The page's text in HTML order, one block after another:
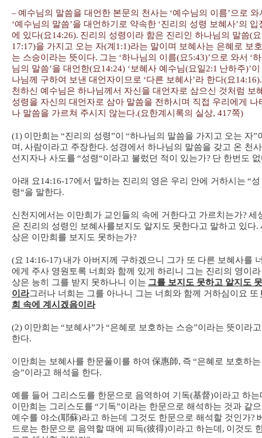
–예수님의 말씀을 대언한 본문의 천사는 ‘예수님의 이름’으로 와
‘예수님의 말씀’을 대언하기로 약속한 ‘진리의 성령 보혜사’의 입
에 있다(요14:26). 진리의 성령이라 함은 진리인 하나님의 말씀(요
17:17)을 가지고 오는 자(계 1:1)라는 말이며 보혜사는 은혜로 보
는 스승이라는 뜻이다. 그는 ‘하나님의 이름(요5:43)’으로 와서 ‘
님의 말씀’을 대언한(요14:24) ‘보혜사 예수님(요일2:1 난하주)’
나님께 구하여 보낸 대언자이므로 ‘다른 보혜사’라 한다(요14:16).
천하신 예수님은 하나님께서 자신을 대언자로 삼으신 것처럼 보
성령을 자신의 대언자로 삼아 말씀을 전하시며 직접 우리에게 나
나 말씀을 가르쳐 주시지 않는다.(요한계시록의 실상, 417쪽)
(1) 이만희는 “진리의 성령”이 “하나님의 말씀을 가지고 오는 자”
며 , 사람이라고 주장한다. 성경에서 하나님의 말씀을 갖고 온 천
선지자나 사도를 “성령“이라고 불렀던 적이 있는가? 단 한번도
아래 요14:16-17에서 말하는 진리의 영은 우리 안에 거하시는 “성
령“을 말한다.
신천지에서는 이만희가 교인들의 속에 거한다고 가르치는가? 세
은 진리의 성령인 보혜사를보지도 알지도 못한다고 말하고 있다.
상은 이만희를 보지도 못하는가?
(요 14:16-17) 내가 아버지께 구하겠으니 그가 또 다른 보혜사를
에게 주사 영원토록 너희와 함께 있게 하리니 그는 진리의 영이
상은 능히 그를 받지 못하나니 이는 그를 보지도 못하고 알지도
이라그러나 너희는 그를 아나니 그는 너희와 함께 거하심이요 또
희 속에 계시겠음이라
(2) 이만희는 “보혜사”가“은혜로 보호하는 스승”이라는 뜻이라
한다.
이만희는 보혜사를 한문풀이를 하여 保惠師, 즉 “은혜로 보호하
승”이라고 해석을 한다.
예를 들어 그리스도를 한문으로 음역하여 기독(基督)이라고 하는
이만희는 그리스도를 “기독”이라는 한문으로 해석하는 것과 같
예수를 야소(耶蘇)라고 하는데 그것도 한문으로 해석할 것인가?
드로는 한문으로 음역할 때에 피득(彼得)이라고 하는데 , 이것도